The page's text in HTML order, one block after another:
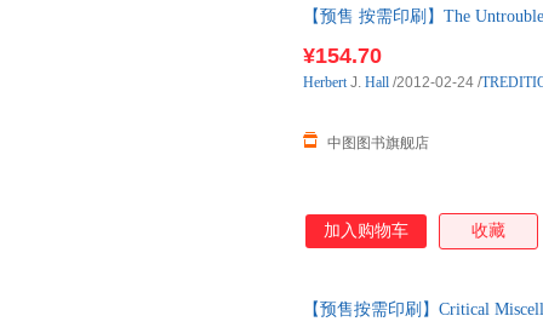
【预售 按需印刷】The
¥154.70
中图图书旗舰店
HerbertJ. Hall /2012-02-24 /
加入购物车 收藏
【预售按需印刷】Critical